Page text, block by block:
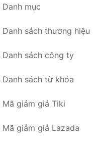
Danh mục
Danh sách thương hiệu
Danh sách công ty
Danh sách từ khóa
Mã giảm giá Tiki
Mã giảm giá Lazada